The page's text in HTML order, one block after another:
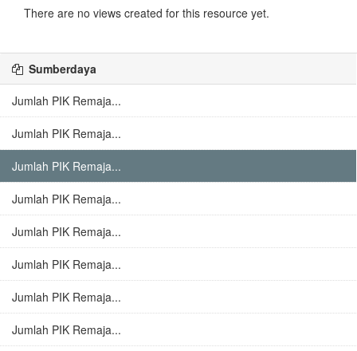
There are no views created for this resource yet.
Sumberdaya
Jumlah PIK Remaja...
Jumlah PIK Remaja...
Jumlah PIK Remaja...
Jumlah PIK Remaja...
Jumlah PIK Remaja...
Jumlah PIK Remaja...
Jumlah PIK Remaja...
Jumlah PIK Remaja...